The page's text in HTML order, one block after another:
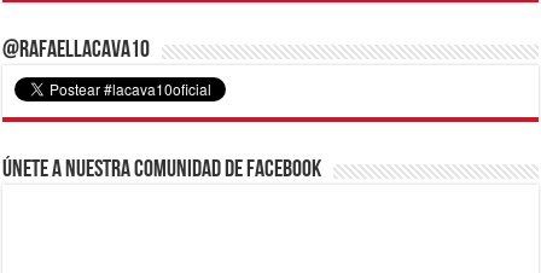
@RafaelLacava10
Únete a nuestra comunidad de Facebook